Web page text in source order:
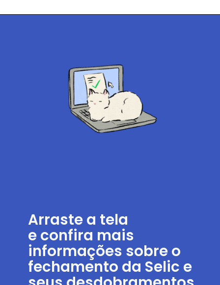
Arraste a tela
e confira mais
informações sobre o
fechamento da Selic e